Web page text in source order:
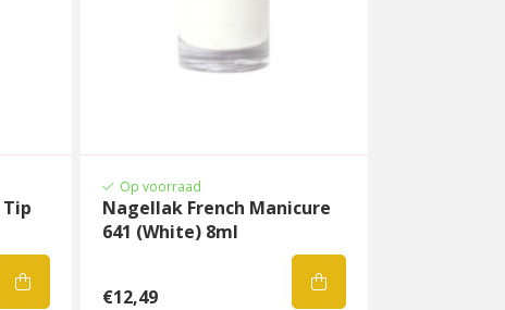
Tip
Op voorraad
Nagellak French Manicure
641 (White) 8ml
€12,49